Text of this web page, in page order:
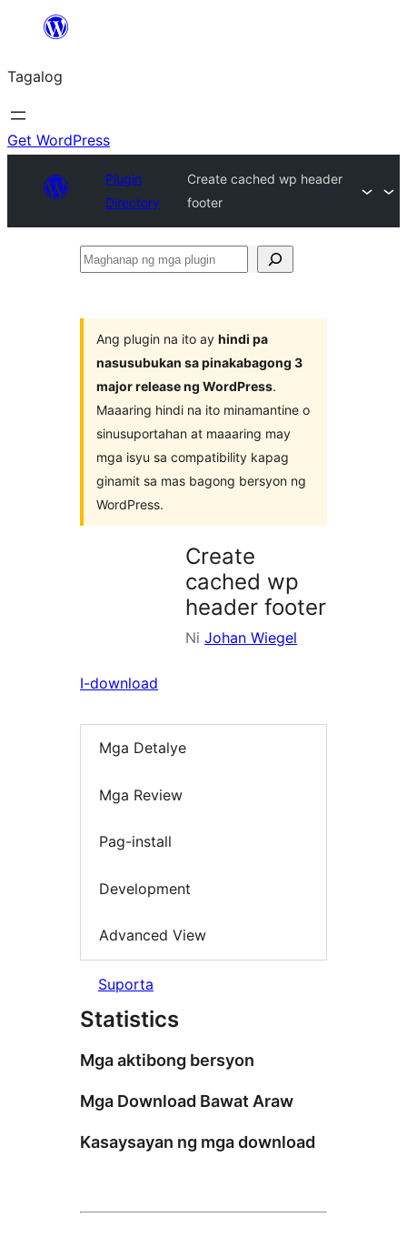
Lumaktaw
sa
content
Tagalog
Get WordPress
Plugin
Directory
Create cached wp header
footer
Maghanap
plugin
Ang plugin na ito ay hindi pa
nasusubukan sa pinakabagong 3
major release ng WordPress.
Maaaring hindi na ito minamantine o
sinusuportahan at maaaring may
mga isyu sa compatibility kapag
ginamit sa mas bagong bersyon ng
WordPress.
Create
cached wp
header footer
Ni Johan Wiegel
I-download
Mga Detalye
Mga Review
Pag-install
Development
Advanced View
Suporta
Statistics
Mga aktibong bersyon
Mga Download Bawat Araw
Kasaysayan ng mga download